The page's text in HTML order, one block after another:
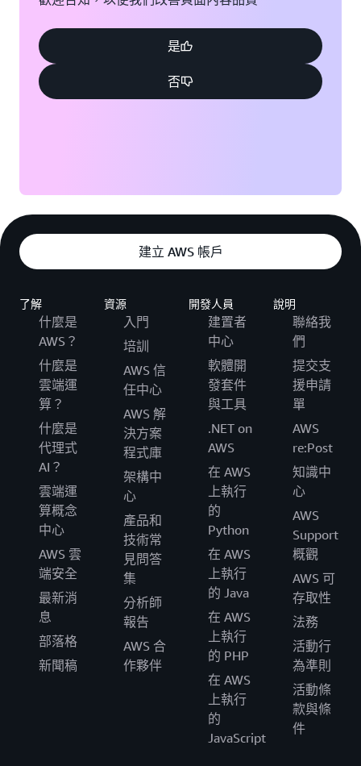
是
否
建立 AWS 帳戶
了解
什麼是
AWS？
什麼是
雲端運
算？
什麼是
代理式
AI？
雲端運
算概念
中心
AWS 雲
端安全
最新消
息
部落格
新聞稿
資源
入門
培訓
AWS 信
任中心
AWS 解
決方案
程式庫
架構中
心
產品和
技術常
見問答
集
分析師
報告
AWS 合
作夥伴
開發人員
建置者
中心
軟體開
發套件
與工具
.NET on
AWS
在 AWS
上執行
的
Python
在 AWS
上執行
的 Java
在 AWS
上執行
的 PHP
在 AWS
上執行
的
JavaScript
說明
聯絡我
們
提交支
援申請
單
AWS
re:Post
知識中
心
AWS
Support
概觀
AWS 可
存取性
法務
活動行
為準則
活動條
款與條
件